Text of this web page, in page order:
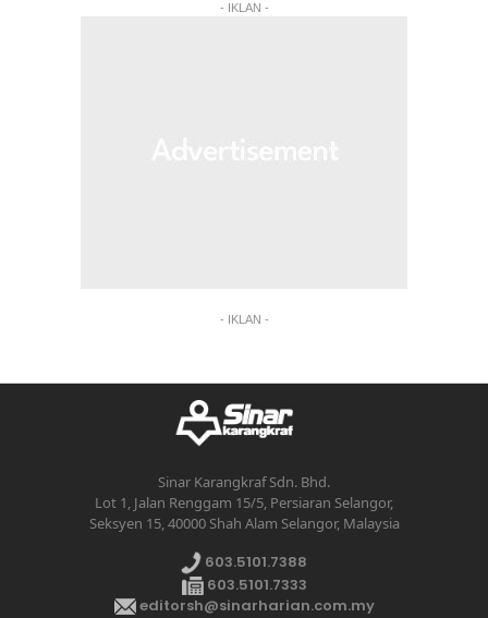
- IKLAN -
- IKLAN -
Sinar Karangkraf Sdn. Bhd.
Lot 1, Jalan Renggam 15/5, Persiaran Selangor,
Seksyen 15, 40000 Shah Alam Selangor, Malaysia
603.5101.7388
603.5101.7333
editorsh@sinarharian.com.my